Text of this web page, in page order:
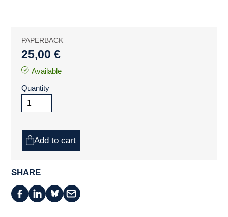
PAPERBACK
25,00 €
Available
Quantity
Add to cart
SHARE